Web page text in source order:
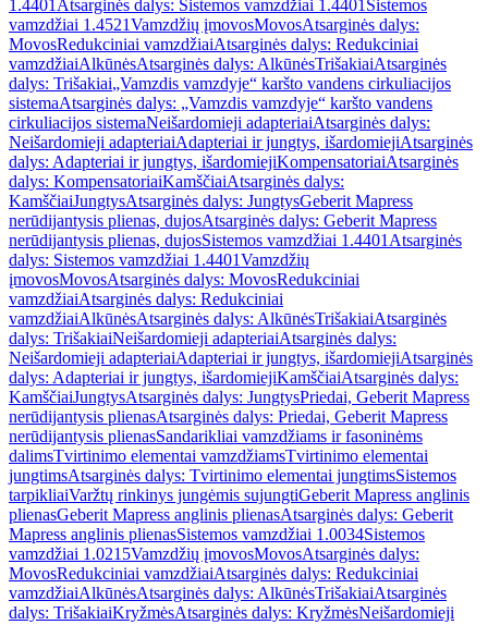
1.4401 Atsarginės dalys: Sistemos vamzdžiai 1.4401 Sistemos
vamzdžiai 1.4521Vamzdžių įmovosMovosAtsarginės dalys:
MovosRedukciniai vamzdžiaiAtsarginės dalys: Redukciniai
vamzdžiaiAlkūnėsAtsarginės dalys: AlkūnėsTrišakiaiAtsarginės
dalys: Trišakiai„Vamzdis vamzdyje“ karšto vandens cirkuliacijos
sistemaAtsarginės dalys: „Vamzdis vamzdyje“ karšto vandens
cirkuliacijos sistemaNeišardomieji adapteriaiAtsarginės dalys:
Neišardomieji adapteriaiAdapteriai ir jungtys, išardomiejiAtsarginės
dalys: Adapteriai ir jungtys, išardomiejiKompensatoriaiAtsarginės
dalys: KompensatoriaiKamščiaiAtsarginės dalys:
KamščiaiJungtysAtsarginės dalys: JungtysGeberit Mapress
nerūdijantysis plienas, dujosAtsarginės dalys: Geberit Mapress
nerūdijantysis plienas, dujosSistemos vamzdžiai 1.4401 Atsarginės
dalys: Sistemos vamzdžiai 1.4401Vamzdžių
įmovosMovosAtsarginės dalys: MovosRedukciniai
vamzdžiaiAtsarginės dalys: Redukciniai
vamzdžiaiAlkūnėsAtsarginės dalys: AlkūnėsTrišakiaiAtsarginės
dalys: TrišakiaiNeišardomieji adapteriaiAtsarginės dalys:
Neišardomieji adapteriaiAdapteriai ir jungtys, išardomiejiAtsarginės
dalys: Adapteriai ir jungtys, išardomiejiKamščiaiAtsarginės dalys:
KamščiaiJungtysAtsarginės dalys: JungtysPriedai, Geberit Mapress
nerūdijantysis plienasAtsarginės dalys: Priedai, Geberit Mapress
nerūdijantysis plienasSandarikliai vamzdžiams ir fasoninėms
dalimsTvirtinimo elementai vamzdžiamsTvirtinimo elementai
jungtimsAtsarginės dalys: Tvirtinimo elementai jungtimsSistemos
tarpikliaiVaržtų rinkinys jungėmis sujungtiGeberit Mapress anglinis
plienasGeberit Mapress anglinis plienasAtsarginės dalys: Geberit
Mapress anglinis plienasSistemos vamzdžiai 1.0034Sistemos
vamzdžiai 1.0215Vamzdžių įmovosMovosAtsarginės dalys:
MovosRedukciniai vamzdžiaiAtsarginės dalys: Redukciniai
vamzdžiaiAlkūnėsAtsarginės dalys: AlkūnėsTrišakiaiAtsarginės
dalys: TrišakiaiKryžmėsAtsarginės dalys: KryžmėsNeišardomieji